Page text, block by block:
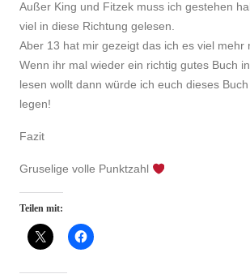
Außer King und Fitzek muss ich gestehen
viel in diese Richtung gelesen.
Aber 13 hat mir gezeigt das ich es viel mehr
Wenn ihr mal wieder ein richtig gutes Buch
lesen wollt dann würde ich euch dieses
legen!
Fazit
Gruselige volle Punktzahl
Teilen mit: